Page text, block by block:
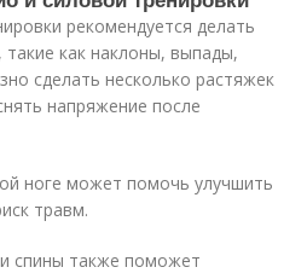
рекомендуется делать
как наклоны, выпады,
сделать несколько растяжек
напряжение после
ноге может помочь улучшить
травм.
спины также поможет